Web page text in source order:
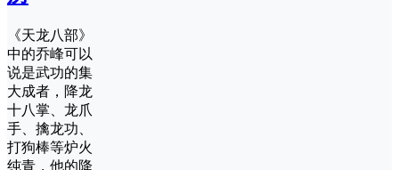
《天龙八部》
中的乔峰可以
说是武功的集
大成者，降龙
十八掌、龙爪
手、擒龙功、
打狗棒等炉火
纯青，他的降